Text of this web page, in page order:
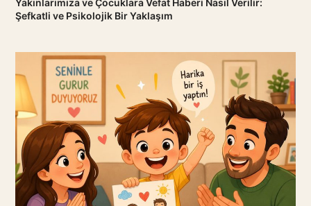
Yakınlarımıza ve Çocuklara Vefat Haberi Nasıl Verilir:
Şefkatli ve Psikolojik Bir Yaklaşım